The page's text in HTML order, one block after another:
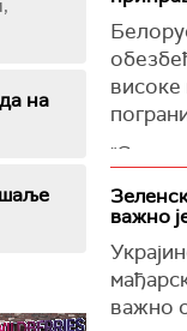
на
је
Reuters
високе
"Снаге
није
Дана
Поред
важно
важно